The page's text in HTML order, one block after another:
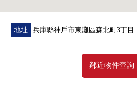
地址 兵庫縣神戶市東灘區森北町3丁目
鄰近物件查詢